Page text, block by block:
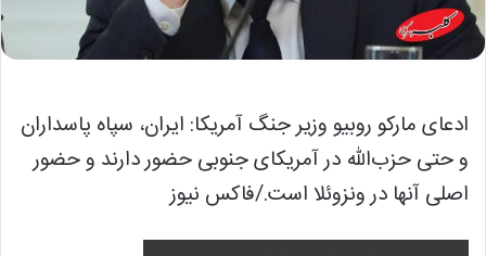
ادعای مارکو روبیو وزیر جنگ آمریکا: ایران، سپاه پاسداران
و حتی حزب‌الله در آمریکای جنوبی حضور دارند و حضور
اصلی آنها در ونزوئلا است./فاکس نیوز